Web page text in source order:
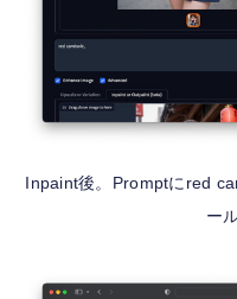
Inpaint後。Promptにred
ー